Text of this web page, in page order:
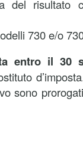
del risultato
730 e/o
entro il 30
sono